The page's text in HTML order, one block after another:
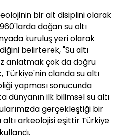
bir alt disiplini olarak
doğan su altı
kuruluş yeri olarak
belirterek, "Su altı
anlatmak çok da doğru
Türkiye'nin alanda su altı
yapması sonucunda
dünyanın ilk bilimsel su altı
gerçekleştiği bir
altı arkeolojisi eşittir Türkiye